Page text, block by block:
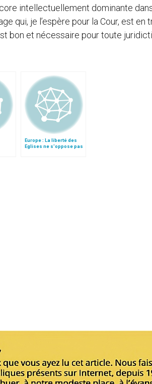
intellectuellement dominante
qui, je l’espère pour la Cour, est en
bon et nécessaire pour toute
Europe : La liberté des
Eglises ne s'oppose pas